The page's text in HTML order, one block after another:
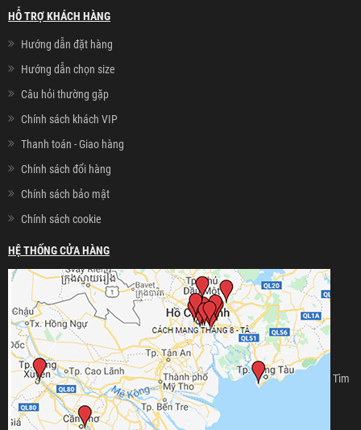
HỖ TRỢ KHÁCH HÀNG
Hướng dẫn đặt hàng
Hướng dẫn chọn size
Câu hỏi thường gặp
Chính sách khách VIP
Thanh toán - Giao hàng
Chính sách đổi hàng
Chính sách bảo mật
Chính sách cookie
HỆ THỐNG CỬA HÀNG
Tìm